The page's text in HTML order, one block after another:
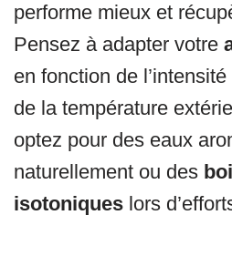
performe mieux et
Pensez à adapter votre
en fonction de
de la température
optez pour des eaux
naturellement ou des
isotoniques lors